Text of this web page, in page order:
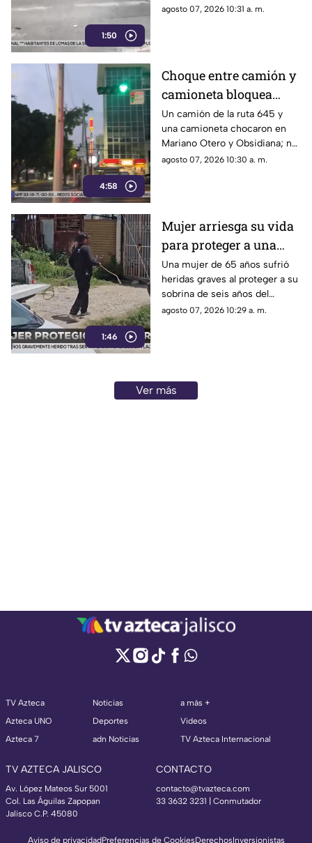
1:50
una vivienda en la colonia
agosto 07, 2026 10:31 a. m.
4:58
Choque entre camión y
camioneta bloquea
carriles de Mariano
Otero
Un camión de la ruta 645 y
una camioneta chocaron en
Mariano Otero y Obsidiana; no
hubo personas graves, pero sí
agosto 07, 2026 10:30 a. m.
1:46
Mujer arriesga su vida
para proteger a una
niña del ataque de un
pitbull
Una mujer de 65 años sufrió
heridas graves al proteger a su
sobrina de seis años del
ataque de un pitbull en la
agosto 07, 2026 10:29 a. m.
Ver más
TV Azteca
Azteca UNO
Azteca 7
Noticias
Deportes
adn Noticias
a más +
Videos
TV Azteca Internacional
TV AZTECA JALISCO
Av. López Mateos Sur 5001
Col. Las Águilas Zapopan
Jalisco C.P. 45080
CONTACTO
contacto@tvazteca.com
33 3632 3231 | Conmutador
Aviso de privacidadPreferencias de CookiesDerechosInversionistas